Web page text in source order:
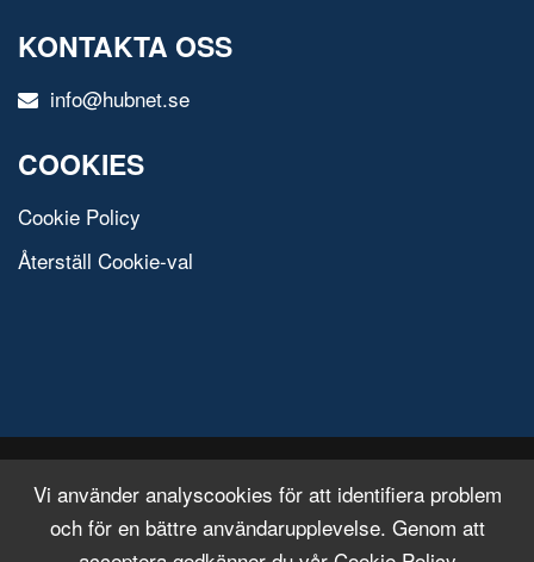
Vi använder analyscookies för att identifiera problem
och för en bättre användarupplevelse. Genom att
KONTAKTA OSS
info@hubnet.se
COOKIES
Cookie Policy
Återställ Cookie-val